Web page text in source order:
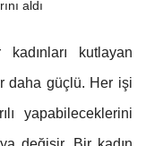
kutlayan
daha güçlü. Her işi
yapabileceklerini